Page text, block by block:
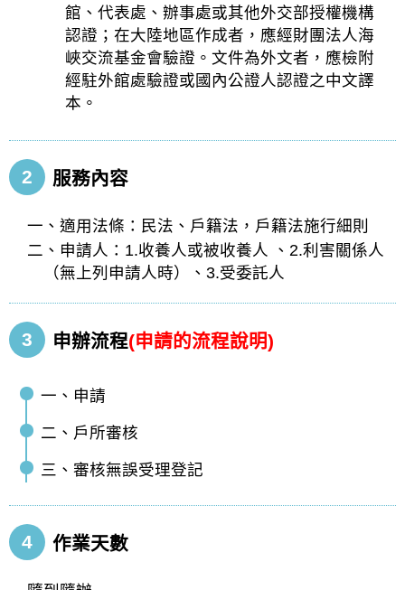
館、代表處、辦事處或其他外交部授權機構
認證；在大陸地區作成者，應經財團法人海
峽交流基金會驗證。文件為外文者，應檢附
經駐外館處驗證或國內公證人認證之中文譯
本。
2 服務內容
一、適用法條：民法、戶籍法，戶籍法施行細則
二、申請人：1.收養人或被收養人 、2.利害關係人
（無上列申請人時）、3.受委託人
3 申辦流程(申請的流程說明)
一、申請
二、戶所審核
三、審核無誤受理登記
4 作業天數